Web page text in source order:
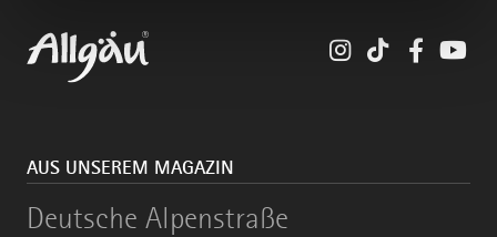
InstagramTikTok
AUS UNSEREM MAGAZIN
Deutsche Alpenstraße
Deutsche
Alpenstraße